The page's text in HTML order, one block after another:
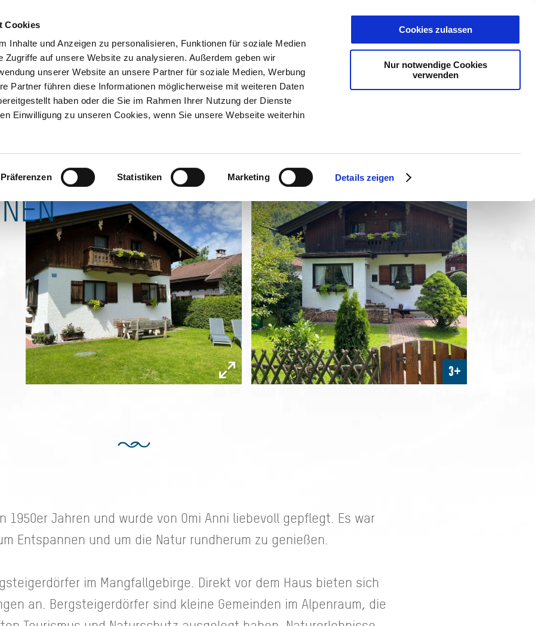
Cookies
Inhalte und Anzeigen zu personalisieren, Funktionen für soziale Medien
Zugriffe auf unsere Website zu analysieren. Außerdem geben wir
unserer Website an unsere Partner für soziale Medien, Werbung
Partner führen diese Informationen möglicherweise mit weiteren Daten
haben oder die Sie im Rahmen Ihrer Nutzung der Dienste
Einwilligung zu unseren Cookies, wenn Sie unsere Webseite weiterhin
Präferenzen Statistiken Marketing Details zeigen
Cookies zulassen
Nur notwendige Cookies
verwenden
Kontakt
3+
1950er Jahren und wurde von Omi Anni liebevoll gepflegt. Es war
Entspannen und um die Natur rundherum zu genießen.
im Mangfallgebirge. Direkt vor dem Haus bieten sich
an. Bergsteigerdörfer sind kleine Gemeinden im Alpenraum, die